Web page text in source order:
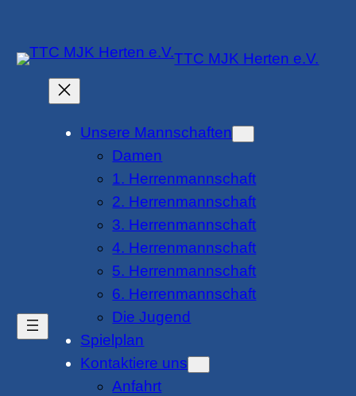
springen
TTC MJK Herten e.V.
Unsere Mannschaften
Damen
1. Herrenmannschaft
2. Herrenmannschaft
3. Herrenmannschaft
4. Herrenmannschaft
5. Herrenmannschaft
6. Herrenmannschaft
Die Jugend
Spielplan
Kontaktiere uns
Anfahrt